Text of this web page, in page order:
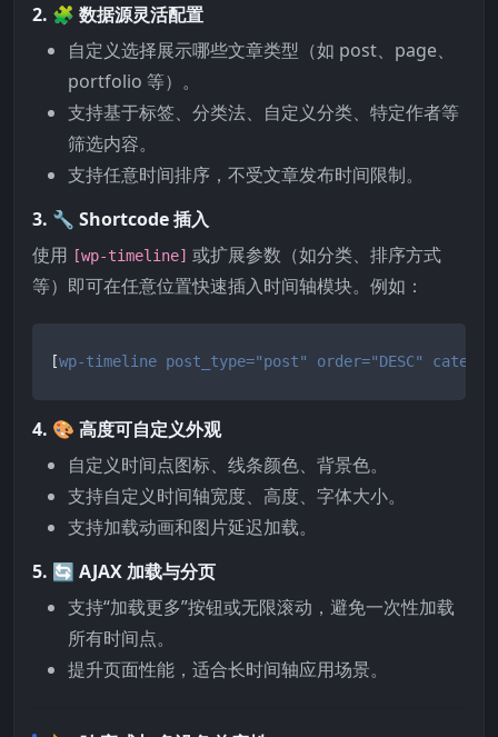
2. 🧩 数据源灵活配置
自定义选择展示哪些文章类型（如 post、page、
portfolio 等）。
支持基于标签、分类法、自定义分类、特定作者等
筛选内容。
支持任意时间排序，不受文章发布时间限制。
3. 🔧 Shortcode 插入
使用 [wp-timeline] 或扩展参数（如分类、排序方式
等）即可在任意位置快速插入时间轴模块。例如：
[wp-timeline post_type="post" order="DESC"
4. 🎨 高度可自定义外观
自定义时间点图标、线条颜色、背景色。
支持自定义时间轴宽度、高度、字体大小。
支持加载动画和图片延迟加载。
5. 🔄 AJAX 加载与分页
支持“加载更多”按钮或无限滚动，避免一次性加载
所有时间点。
提升页面性能，适合长时间轴应用场景。